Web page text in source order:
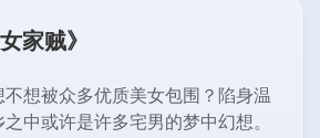
不曾离去的人，他涌泉相报。是喜
家贼》
不想被众多优质美女包围？陷身温
之中或许是许多宅男的梦中幻想。